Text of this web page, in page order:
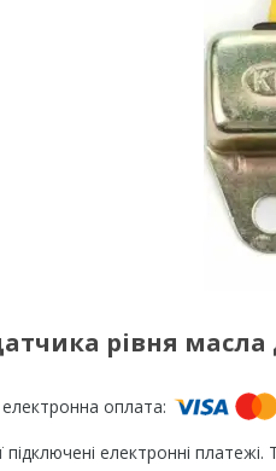
рівня
підключені електронні